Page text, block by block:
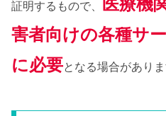
証明するもので、
医療機
害者向けの各種サ
に必要となる場合がありま